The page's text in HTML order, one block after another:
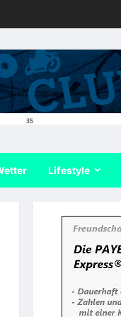
35
Lifestyle